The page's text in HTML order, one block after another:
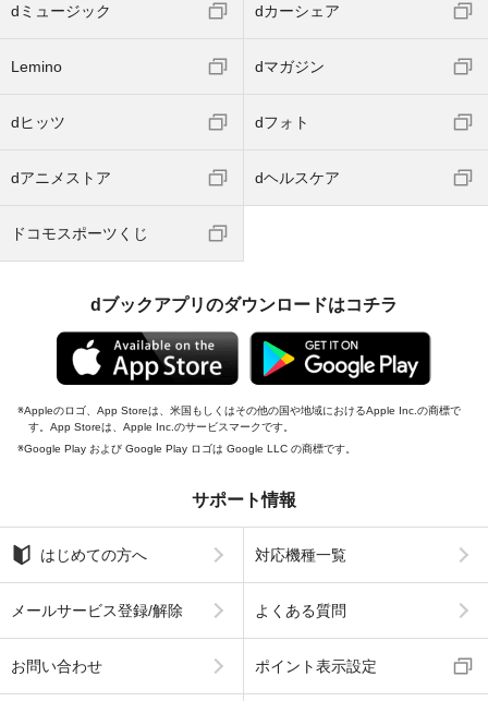
dミュージック dカーシェア
Lemino dマガジン
dヒッツ dフォト
dアニメストア dヘルスケア
ドコモスポーツくじ
dブックアプリのダウンロードはコチラ
Appleのロゴ、App Storeは、米国もしくはその他の国や地域におけるApple Inc.の商標で
す。App Storeは、Apple Inc.のサービスマークです。
Google Play および Google Play ロゴは Google LLC の商標です。
サポート情報
はじめての方へ 対応機種一覧
メールサービス登録/解除 よくある質問
お問い合わせ ポイント表示設定